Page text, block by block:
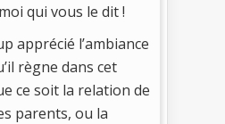
qui vous le dit !
apprécié l’ambiance
règne dans cet
ce soit la relation de
parents, ou la